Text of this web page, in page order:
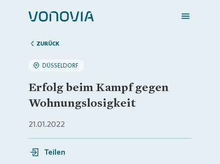
Zuhause finden
Mein Zuhause
Meine Stadt
ZURÜCK
DÜSSELDORF
Erfolg beim Kampf gegen
Wohnungslosigkeit
21.01.2022
Teilen